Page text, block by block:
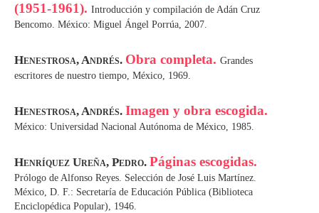
(1951-1961). Introducción y compilación de Adán Cruz
Bencomo. México: Miguel Ángel Porrúa, 2007.
Henestrosa, Andrés. Obra completa. Grandes
escritores de nuestro tiempo, México, 1969.
Henestrosa, Andrés. Imagen y obra escogida.
México: Universidad Nacional Autónoma de México, 1985.
Henríquez Ureña, Pedro. Páginas escogidas.
Prólogo de Alfonso Reyes. Selección de José Luis Martínez.
México, D. F.: Secretaría de Educación Pública (Biblioteca
Enciclopédica Popular), 1946.